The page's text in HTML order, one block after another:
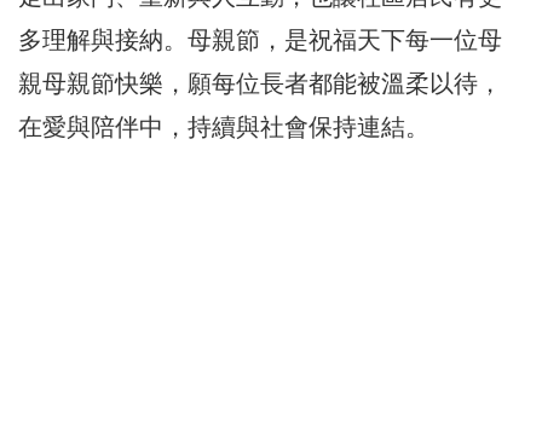
多理解與接納。母親節，是祝福天下每一位母
親母親節快樂，願每位長者都能被溫柔以待，
在愛與陪伴中，持續與社會保持連結。